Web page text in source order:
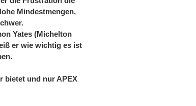
Mindestmengen,
Yates (Michelton
er wie wichtig es ist
bietet und nur APEX